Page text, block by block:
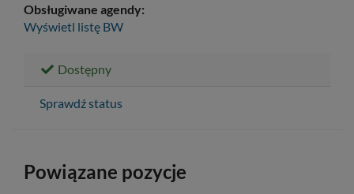
Obsługiwane agendy:
Wyświetl listę BW
Dostępny
Sprawdź status
Powiązane pozycje